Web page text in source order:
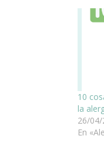
10
la
26/04/
En